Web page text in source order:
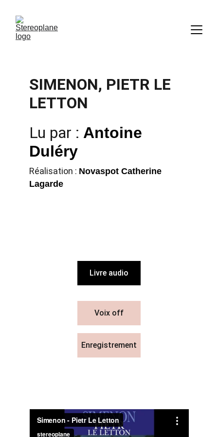
SIMENON, PIETR LE
LETTON
Lu par : Antoine
Duléry
Réalisation : Novaspot Catherine
Lagarde
Livre audio
Voix off
Enregistrement